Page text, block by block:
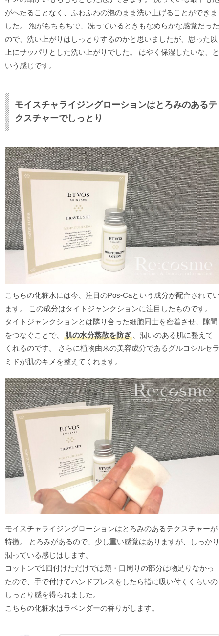
がへたることなく、ふわふわの泡のまま洗い上げることができま
した。 泡がもちもちで、洗っているときもなめらかな感覚だった
ので、洗い上がりはしっとりするのかと思いましたが、思った以
上にサッパリとした洗い上がりでした。 はやく保湿したいな、と
いう感じです。
モイスチャライジングローションはとろみのあるテ
クスチャーでしっとり
こちらの化粧水には今、注目のPos-Caという成分が配合されて
ます。 この成分はタイトジャンクションに注目したものです。
タイトジャンクションとは隣り合った細胞同士を密着させ、隙間
をつなぐことで、
肌の水分蒸散を防ぎ
、潤いのある肌に整えて
くれるのです。 さらに植物由来の美容成分であるグルコシルセラ
ミドが肌のキメを整えてくれます。
モイスチャライジングローションはとろみのあるテクスチャーが
特徴。 とろみがあるので、少し重い感覚はありますが、しっかり
潤っている感じはします。
コットンで1回付けただけでは頬・口周りの部分は物足りなかっ
たので、手で付けてハンドプレスをしたら指に吸い付くくらいの
しっとり感を得られました。
こちらの化粧水はラベンダーの香りがします。